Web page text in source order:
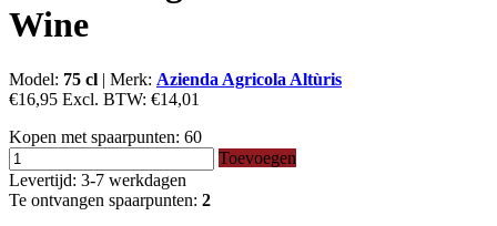
Wine
Model: 75 cl | Merk: Azienda Agricola Altùris
€16,95 Excl. BTW: €14,01
Kopen met spaarpunten: 60
Toevoegen
Levertijd: 3-7 werkdagen
Te ontvangen spaarpunten: 2